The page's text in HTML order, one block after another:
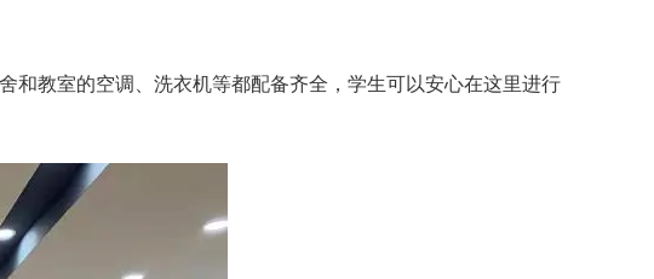
和教室的空调、洗衣机等都配备齐全，学生可以安心在这里进行